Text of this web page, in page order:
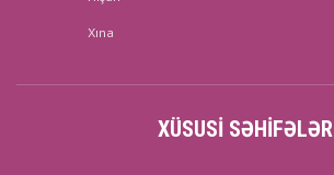
Xına
XÜSUSI SƏHIFƏLƏR